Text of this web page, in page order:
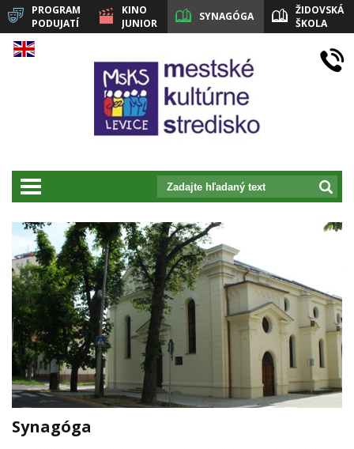
PROGRAM
PODUJATÍ
KINO
JUNIOR
SYNAGÓGA
ŽIDOVSKÁ
ŠKOLA
LEVICE
prepnut_navigaciu
Synagóga